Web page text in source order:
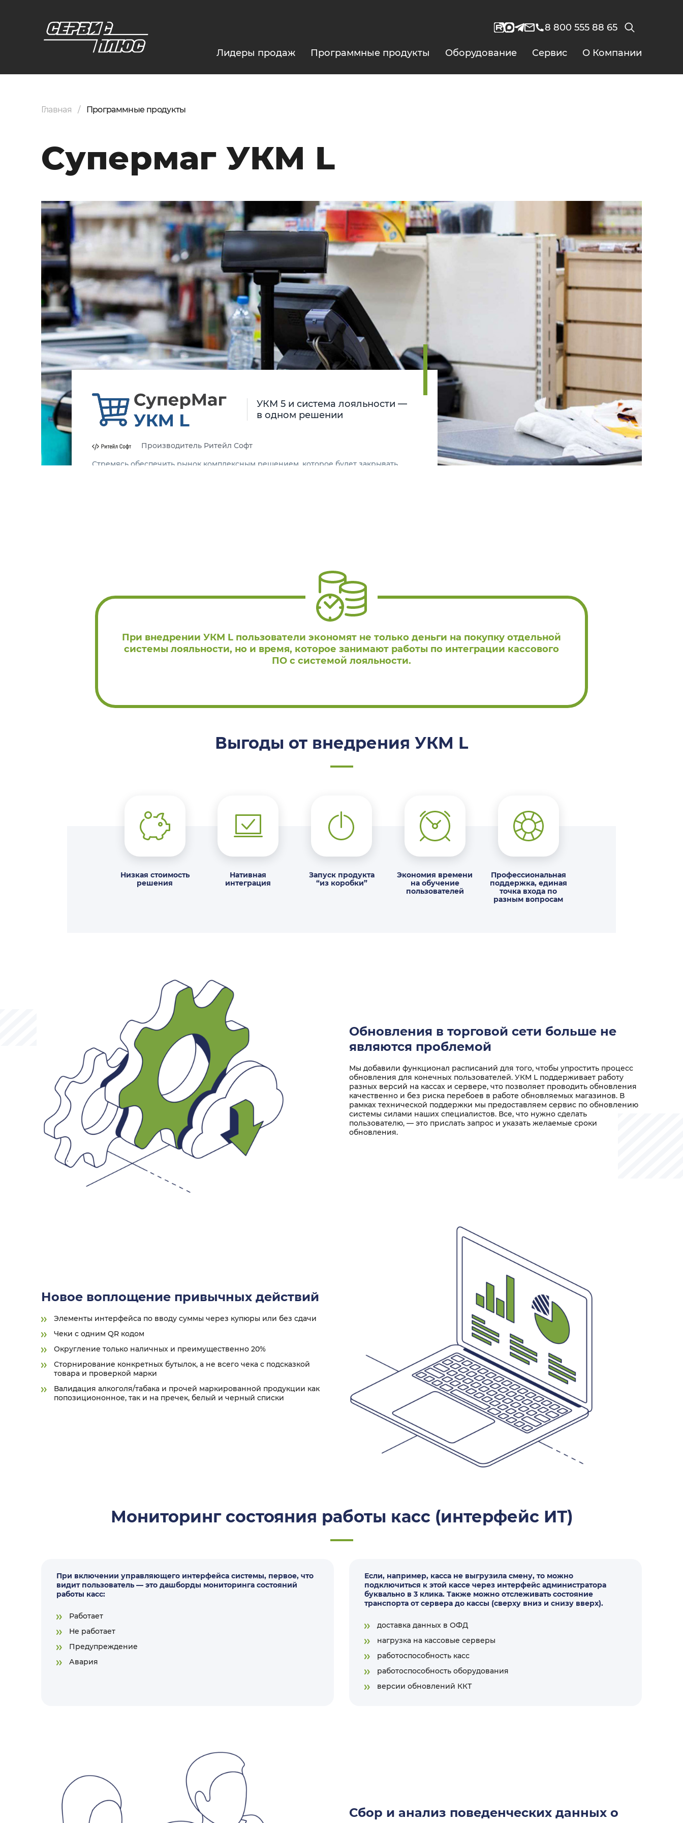
8 800 555 88 65
Лидеры продаж Программные продукты Оборудование Сервис О Компании
Главная Программные продукты
Супермаг УКМ L
УКМ 5 и система лояльности —
в одном решении
Производитель Ритейл Софт
Стремясь обеспечить рынок комплексным решением, которое будет закрывать
При внедрении УКМ L пользователи экономят не только деньги на покупку отдельной
системы лояльности, но и время, которое занимают работы по интеграции кассового
ПО с системой лояльности.
Выгоды от внедрения УКМ L
Низкая стоимость
решения
Нативная
интеграция
Запуск продукта
“из коробки”
Экономия времени
на обучение
пользователей
Профессиональная
поддержка, единая
точка входа по
разным вопросам
Обновления в торговой сети больше не
являются проблемой
Мы добавили функционал расписаний для того, чтобы упростить процесс
обновления для конечных пользователей. УКМ L поддерживает работу
разных версий на кассах и сервере, что позволяет проводить обновления
качественно и без риска перебоев в работе обновляемых магазинов. В
рамках технической поддержки мы предоставляем сервис по обновлению
системы силами наших специалистов. Все, что нужно сделать
пользователю, — это прислать запрос и указать желаемые сроки
обновления.
Новое воплощение привычных действий
Элементы интерфейса по вводу суммы через купюры или без сдачи
Чеки с одним QR кодом
Округление только наличных и преимущественно 20%
Сторнирование конкретных бутылок, а не всего чека с подсказкой
товара и проверкой марки
Валидация алкоголя/табака и прочей маркированной продукции как
попозициононное, так и на пречек, белый и черный списки
Мониторинг состояния работы касс (интерфейс ИТ)
При включении управляющего интерфейса системы, первое, что
видит пользователь — это дашборды мониторинга состояний
работы касс:
Работает
Не работает
Предупреждение
Авария
Если, например, касса не выгрузила смену, то можно
подключиться к этой кассе через интерфейс администратора
буквально в 3 клика. Также можно отслеживать состояние
транспорта от сервера до кассы (сверху вниз и снизу вверх).
доставка данных в ОФД
нагрузка на кассовые серверы
работоспособность касс
работоспособность оборудования
версии обновлений ККТ
Сбор и анализ поведенческих данных о